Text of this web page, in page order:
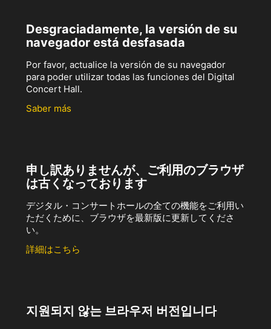
Desgraciadamente, la versión de su
navegador está desfasada
Por favor, actualice la versión de su navegador
para poder utilizar todas las funciones del Digital
Concert Hall.
Saber más
申し訳ありませんが、ご利用のブラウザ
は古くなっております
デジタル・コンサートホールの全ての機能をご利用い
ただくために、ブラウザを最新版に更新してくださ
い。
詳細はこちら
지원되지 않는 브라우저 버전입니다